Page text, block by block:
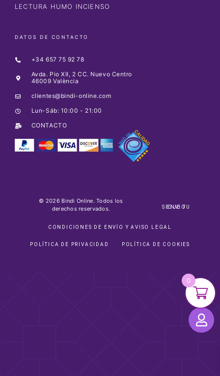
LECTURA HUMO INCIENSO
DATOS DE CONTACTO
+34 657 75 92 78
Avda. Pio XII, 2 CC. Nuevo Centro
46009 València
clientes@bindi-online.com
Lun-Sáb: 10:00 - 21:00
CONTACTO
© 2026 Bindi Online. Todos los
derechos reservados.
SIGUE TU ENVIO
CONDICIONES DE ENVÍO Y AVISO LEGAL
POLÍTICA DE PRIVACIDAD POLÍTICA DE COOKIES
0